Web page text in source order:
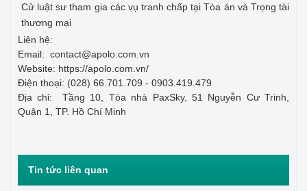
Cử luật sư tham gia các vụ tranh chấp tại Tòa án và Trọng tài
thương mại
Liên hệ:
Email: contact@apolo.com.vn
Website: https://apolo.com.vn/
Điện thoại: (028) 66.701.709 - 0903.419.479
Địa chỉ: Tầng 10, Tòa nhà PaxSky, 51 Nguyễn Cư Trinh,
Quận 1, TP. Hồ Chí Minh
Tin tức liên quan